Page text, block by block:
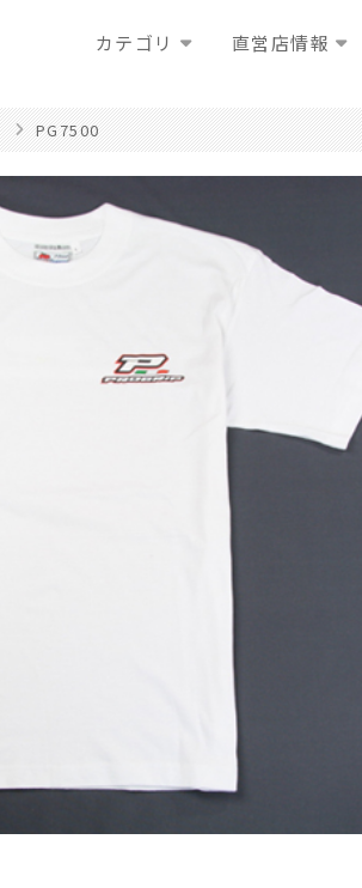
カテゴリ 直営店情報
PG7500